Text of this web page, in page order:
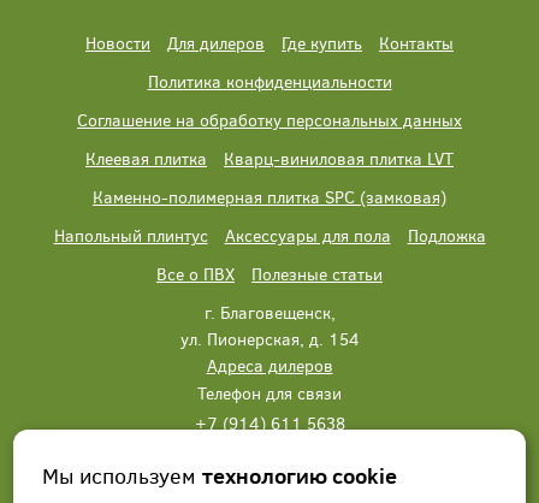
Новости Для дилеров Где купить
Контакты
Политика конфиденциальности
Соглашение на обработку персональных данных
Клеевая плитка
Кварц-виниловая плитка LVT
Каменно-полимерная плитка SPC (замковая)
Напольный плинтус
Аксессуары для пола
Подложка
Все о ПВХ
Полезные статьи
г. Благовещенск,
ул. Пионерская, д. 154
Адреса дилеров
Телефон для связи
+7 (914) 611 5638
Написать нам Заказать звонок
Мы используемтехнологию cookie